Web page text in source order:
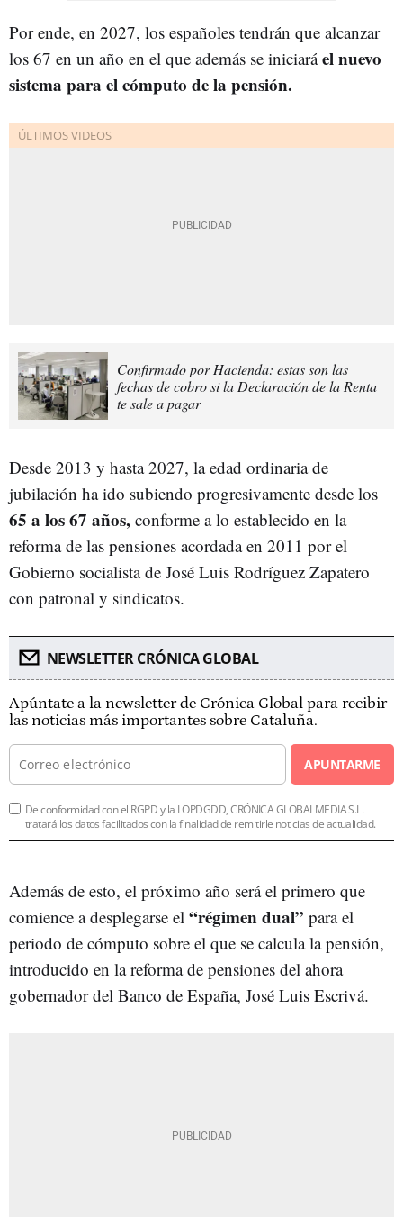
Por ende, en 2027, los españoles tendrán que alcanzar
los 67 en un año en el que además se iniciaráel nuevo
sistema para el cómputo de la pensión.
Confirmado por Hacienda: estas son las
fechas de cobro si la Declaración de la Renta
te sale a pagar
Desde 2013 y hasta 2027, la edad ordinaria de
jubilación ha ido subiendo progresivamente desde los
65 a los 67 años, conforme a lo establecido en la
reforma de las pensiones acordada en 2011 por el
Gobierno socialista de José Luis Rodríguez Zapatero
con patronal y sindicatos.
NEWSLETTER CRÓNICA GLOBAL
Apúntate a la newsletter de Crónica Global para recibir
las noticias más importantes sobre Cataluña.
APUNTARME
De conformidad con el RGPD y la LOPDGDD, CRÓNICA GLOBALMEDIA S.L.
tratará los datos facilitados con la finalidad de remitirle noticias de actualidad.
Además de esto, el próximo año será el primero que
comience a desplegarse el “régimen dual” para el
periodo de cómputo sobre el que se calcula la pensión,
introducido en la reforma de pensiones del ahora
gobernador del Banco de España, José Luis Escrivá.